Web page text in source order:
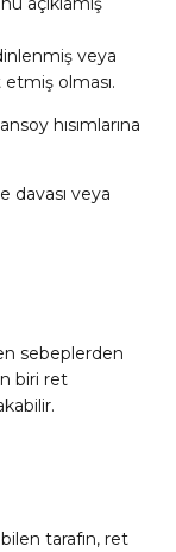
veya
olması.
hısımlarına
davası veya
sebeplerden
biri ret
tarafın, ret